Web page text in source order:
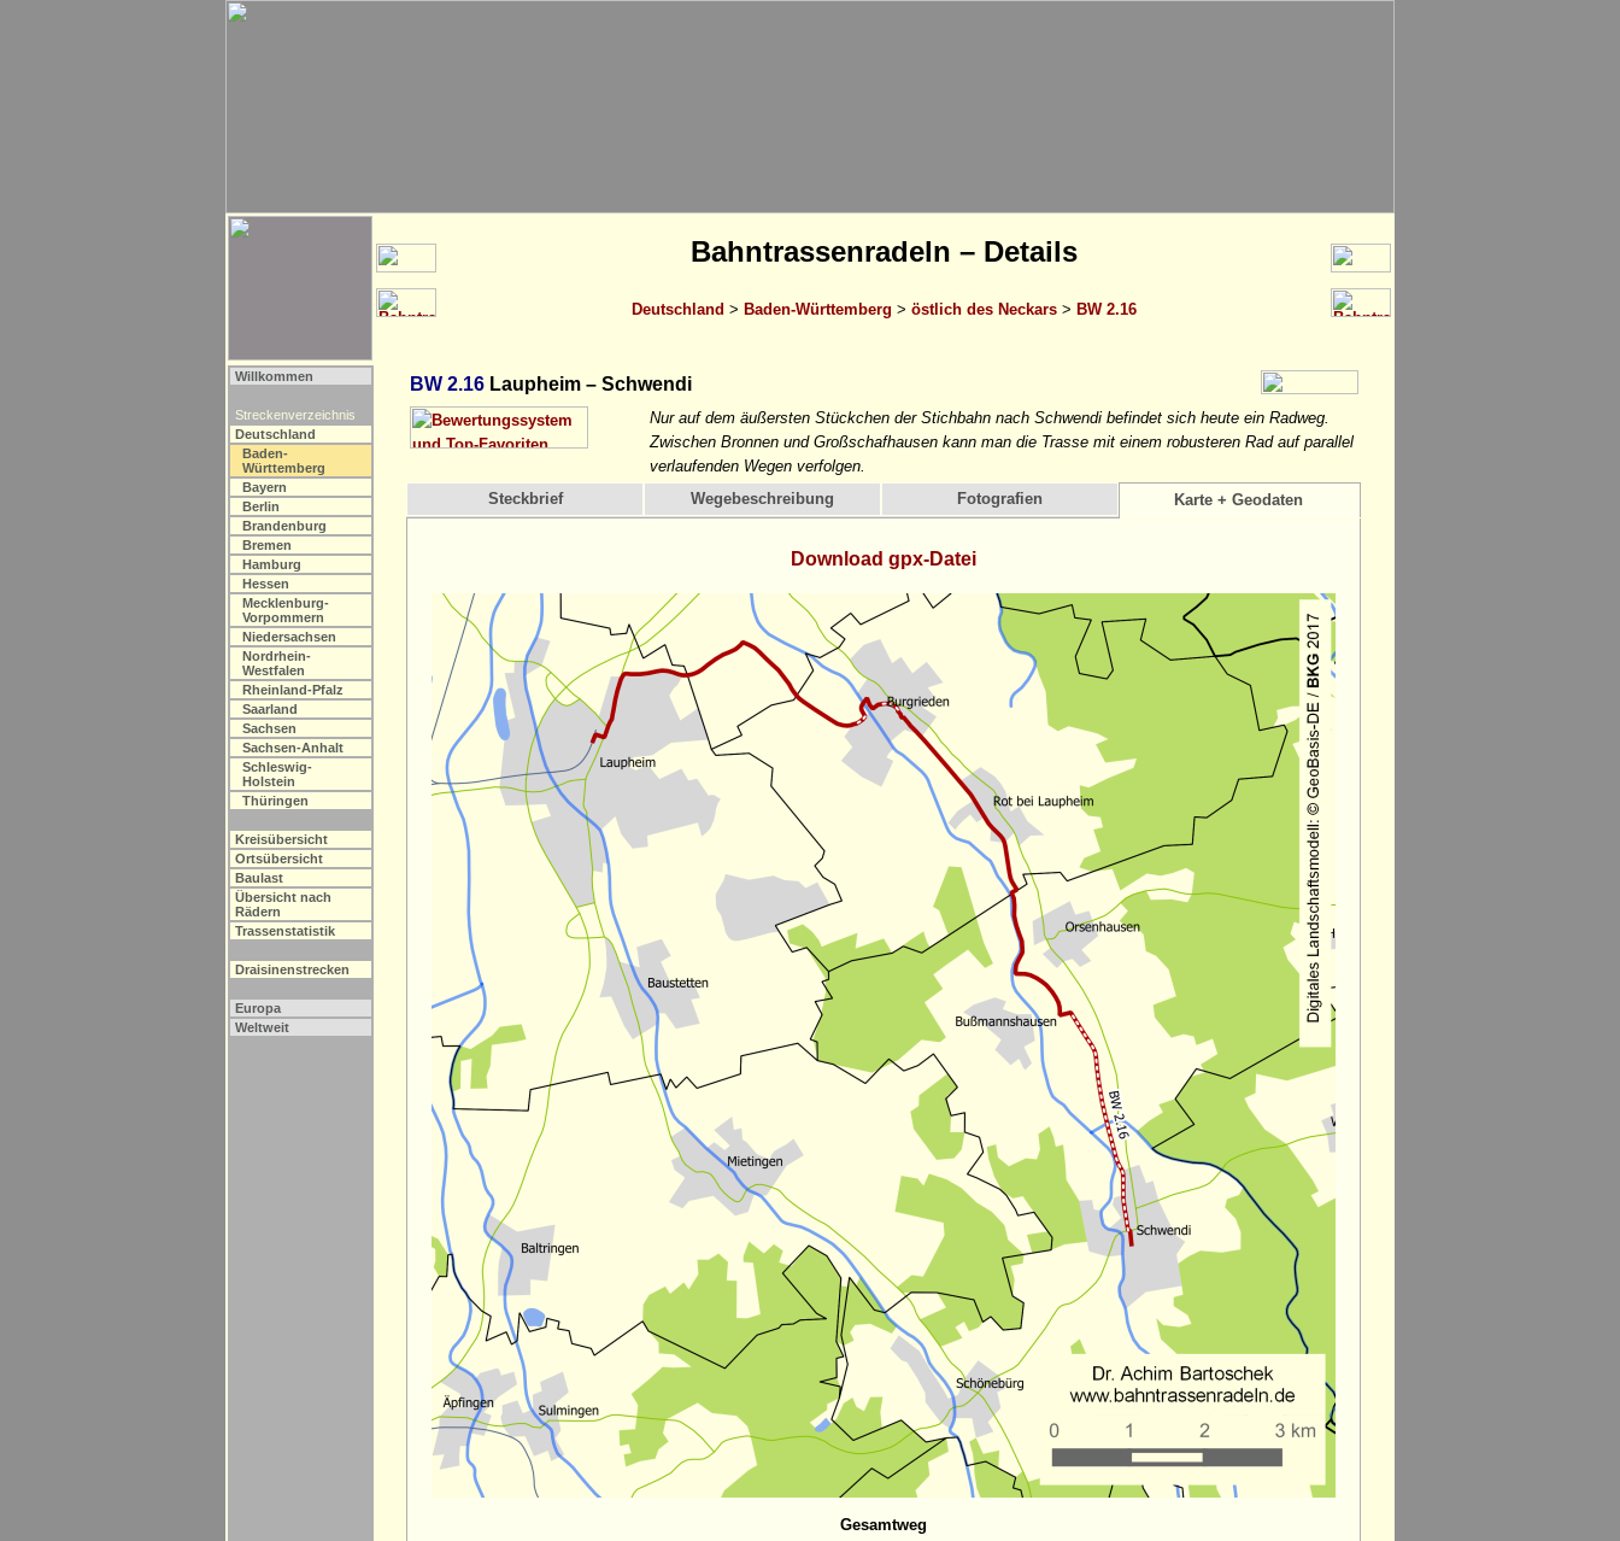
Bahntrassenradeln – Details
Deutschland > Baden-Württemberg > östlich des Neckars> BW 2.16
Willkommen
Streckenverzeichnis
Deutschland
Baden-
Württemberg
Bayern
Berlin
Brandenburg
Bremen
Hamburg
Hessen
Mecklenburg-
Vorpommern
Niedersachsen
Nordrhein-
Westfalen
Rheinland-Pfalz
Saarland
Sachsen
Sachsen-Anhalt
Schleswig-
Holstein
Thüringen
Kreisübersicht
Ortsübersicht
Baulast
Übersicht nach
Rädern
Trassenstatistik
Draisinenstrecken
Europa
Weltweit
BW 2.16 Laupheim – Schwendi
Nur auf dem äußersten Stückchen der Stichbahn nach Schwendi befindet sich heute ein Radweg.
Zwischen Bronnen und Großschafhausen kann man die Trasse mit einem robusteren Rad auf parallel
verlaufenden Wegen verfolgen.
Steckbrief
Wegebeschreibung Fotografien Karte + Geodaten
Download gpx-Datei
Gesamtweg